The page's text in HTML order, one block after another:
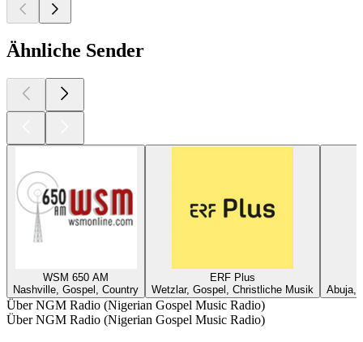
Ähnliche Sender
WSM 650 AM
Nashville, Gospel, Country
ERF Plus
Wetzlar, Gospel, Christliche Musik
Abuja,
Über NGM Radio (Nigerian Gospel Music Radio)
Über NGM Radio (Nigerian Gospel Music Radio)